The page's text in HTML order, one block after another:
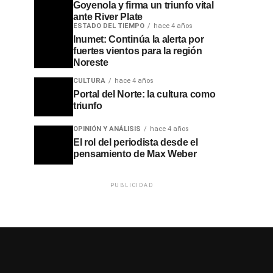
Goyenola y firma un triunfo vital
ante River Plate
ESTADO DEL TIEMPO hace 4 años
Inumet: Continúa la alerta por
fuertes vientos para la región
Noreste
CULTURA hace 4 años
Portal del Norte: la cultura como
triunfo
OPINIÓN Y ANÁLISIS hace 4 años
El rol del periodista desde el
pensamiento de Max Weber
PUBLICIDAD